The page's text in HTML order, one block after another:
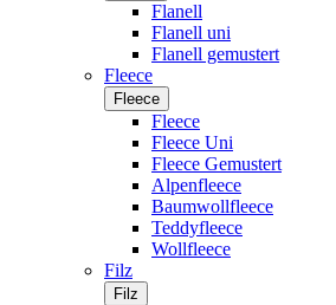
Flanell
Flanell uni
Flanell gemustert
Fleece
Fleece
Fleece
Fleece Uni
Fleece Gemustert
Alpenfleece
Baumwollfleece
Teddyfleece
Wollfleece
Filz
Filz